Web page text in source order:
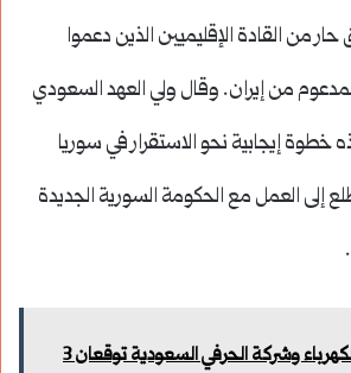
من القادة الإقليميين الذين دعموا
من إيران. وقال ولي العهد السعودي
إيجابية نحو الاستقرار في سوريا
إلى العمل مع الحكومة السورية الجديدة
السورية للكهرباء وشركة الحرفي السعودية توقعان 3